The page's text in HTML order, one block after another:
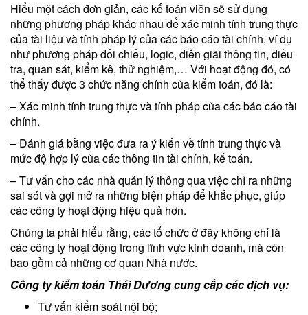
Hiểu một cách đơn giản, các kế toán viên sẽ sử dụng
những phương pháp khác nhau để xác minh tính trung thực
của tài liệu và tính pháp lý của các báo cáo tài chính, ví dụ
như phương pháp đối chiếu, logic, diễn giãi thông tin, điều
tra, quan sát, kiểm kê, thử nghiệm,… Với hoạt động đó, có
thể thấy được 3 chức năng chính của kiểm toán, đó là:
– Xác minh tính trung thực và tính pháp của các báo cáo tài
chính.
– Đánh giá bằng việc đưa ra ý kiến về tính trung thực và
mức độ hợp lý của các thông tin tài chính, kế toán.
– Tư vấn cho các nhà quản lý thông qua việc chỉ ra những
sai sót và gợi mở ra những biện pháp để khắc phục, giúp
các công ty hoạt động hiệu quả hơn.
Chúng ta phải hiểu rằng, các tổ chức ở đây không chỉ là
các công ty hoạt động trong lĩnh vực kinh doanh, mà còn
bao gồm cả những cơ quan Nhà nước.
Công ty kiểm toán Thái Dương cung cấp các dịch vụ:
Tư vấn kiểm soát nội bộ;